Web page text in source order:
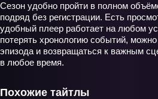
Сезон удобно пройти в полном
подряд без регистрации. Есть
удобный плеер работает на любом
потерять хронологию событий,
эпизода и возвращаться к важным
в любое время.
Похожие тайтлы